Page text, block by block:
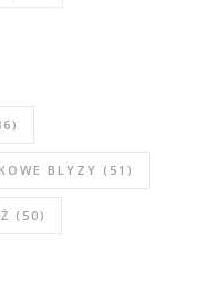
BLYZY (51)
(50)